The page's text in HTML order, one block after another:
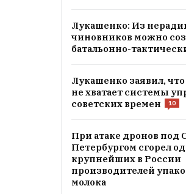
Лукашенко: Из
чиновников можно
батальонно-
Лукашенко заявил,
не хватает системы
советских времен
10
При атаке дронов под
Петербургом сгорел
крупнейших в России
производителей
молока